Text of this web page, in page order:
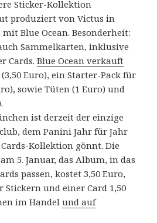
Sticker-Kollektion
produziert von Victus in
Blue Ocean. Besonderheit:
Sammelkarten, inklusive
Cards.Blue Ocean verkauft
Euro), ein Starter-Pack für
sowie Tüten (1 Euro) und
ist derzeit der einzige
dem Panini Jahr für Jahr
Kollektion gönnt. Die
5. Januar, das Album, in das
passen, kostet 3,50 Euro,
und einer Card 1,50
im Handelund auf